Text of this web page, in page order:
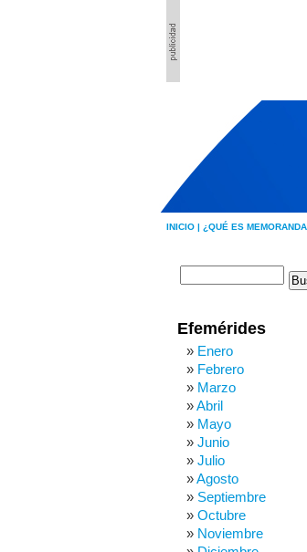
INICIO | ¿QUÉ ES
Efemérides
Enero
Febrero
Marzo
Abril
Mayo
Junio
Julio
Agosto
Septiembre
Octubre
Noviembre